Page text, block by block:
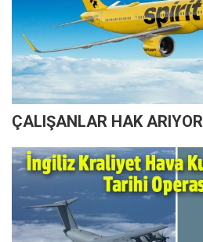
ÇALIŞANLAR HAK ARIYOR